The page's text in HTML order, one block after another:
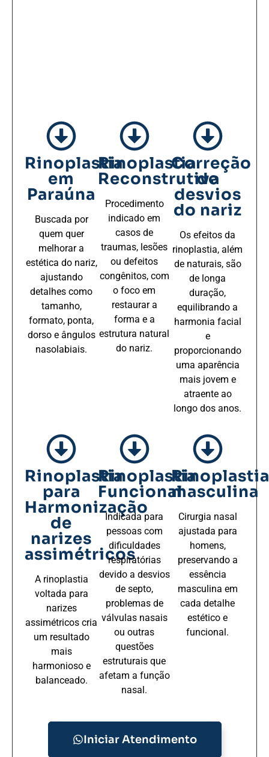
Rinoplastia
em
Paraúna
Buscada por
quem quer
melhorar a
estética do nariz,
ajustando
detalhes como
tamanho,
formato, ponta,
dorso e ângulos
nasolabiais.
Rinoplastia
Reconstrutiva
Procedimento
indicado em
casos de
traumas, lesões
ou defeitos
congênitos, com
o foco em
restaurar a
forma e a
estrutura natural
do nariz.
Correção
de
desvios
do nariz
Os efeitos da
rinoplastia, além
de naturais, são
de longa
duração,
equilibrando a
harmonia facial
e
proporcionando
uma aparência
mais jovem e
atraente ao
longo dos anos.
Rinoplastia
para
Harmonização
de
narizes
assimétricos
A rinoplastia
voltada para
narizes
assimétricos cria
um resultado
mais
harmonioso e
balanceado.
Rinoplastia
Funcional
Indicada para
pessoas com
dificuldades
respiratórias
devido a desvios
de septo,
problemas de
válvulas nasais
ou outras
questões
estruturais que
afetam a função
nasal.
Rinoplastia
masculina
Cirurgia nasal
ajustada para
homens,
preservando a
essência
masculina em
cada detalhe
estético e
funcional.
Iniciar Atendimento